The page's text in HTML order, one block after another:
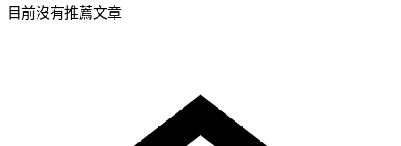
目前沒有推薦文章